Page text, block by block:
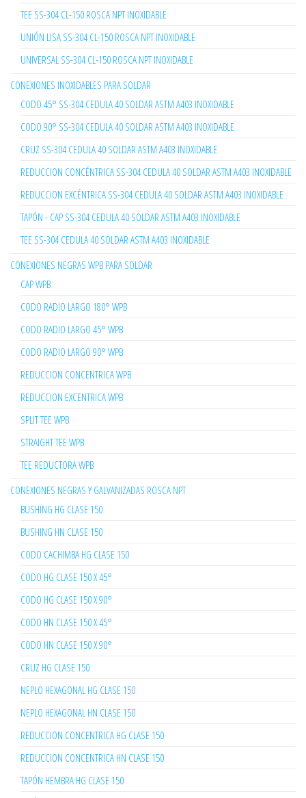
TEE SS-304 CL-150 ROSCA NPT INOXIDABLE
UNIÓN LISA SS-304 CL-150 ROSCA NPT INOXIDABLE
UNIVERSAL SS-304 CL-150 ROSCA NPT INOXIDABLE
CONEXIONES INOXIDABLES PARA SOLDAR
CODO 45° SS-304 CEDULA 40 SOLDAR ASTM A403 INOXIDABLE
CODO 90° SS-304 CEDULA 40 SOLDAR ASTM A403 INOXIDABLE
CRUZ SS-304 CEDULA 40 SOLDAR ASTM A403 INOXIDABLE
REDUCCION CONCÉNTRICA SS-304 CEDULA 40 SOLDAR ASTM A403 INOXIDABLE
REDUCCION EXCÉNTRICA SS-304 CEDULA 40 SOLDAR ASTM A403 INOXIDABLE
TAPÓN - CAP SS-304 CEDULA 40 SOLDAR ASTM A403 INOXIDABLE
TEE SS-304 CEDULA 40 SOLDAR ASTM A403 INOXIDABLE
CONEXIONES NEGRAS WPB PARA SOLDAR
CAP WPB
CODO RADIO LARGO 180° WPB
CODO RADIO LARGO 45° WPB
CODO RADIO LARGO 90° WPB
REDUCCION CONCENTRICA WPB
REDUCCION EXCENTRICA WPB
SPLIT TEE WPB
STRAIGHT TEE WPB
TEE REDUCTORA WPB
CONEXIONES NEGRAS Y GALVANIZADAS ROSCA NPT
BUSHING HG CLASE 150
BUSHING HN CLASE 150
CODO CACHIMBA HG CLASE 150
CODO HG CLASE 150 X 45°
CODO HG CLASE 150 X 90°
CODO HN CLASE 150 X 45°
CODO HN CLASE 150 X 90°
CRUZ HG CLASE 150
NEPLO HEXAGONAL HG CLASE 150
NEPLO HEXAGONAL HN CLASE 150
REDUCCION CONCENTRICA HG CLASE 150
REDUCCION CONCENTRICA HN CLASE 150
TAPÓN HEMBRA HG CLASE 150